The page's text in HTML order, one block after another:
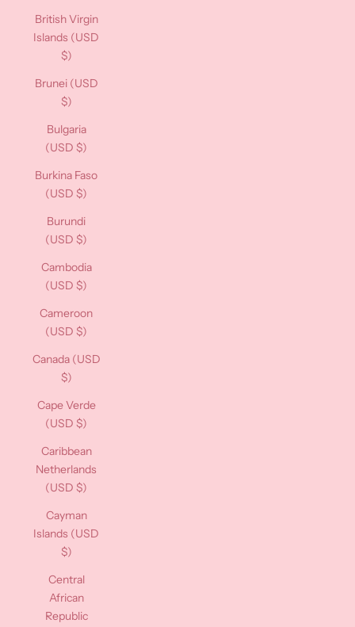
British Virgin
Islands (USD
$)
Brunei (USD
$)
Bulgaria
(USD $)
Burkina Faso
(USD $)
Burundi
(USD $)
Cambodia
(USD $)
Cameroon
(USD $)
Canada (USD
$)
Cape Verde
(USD $)
Caribbean
Netherlands
(USD $)
Cayman
Islands (USD
$)
Central
African
Republic